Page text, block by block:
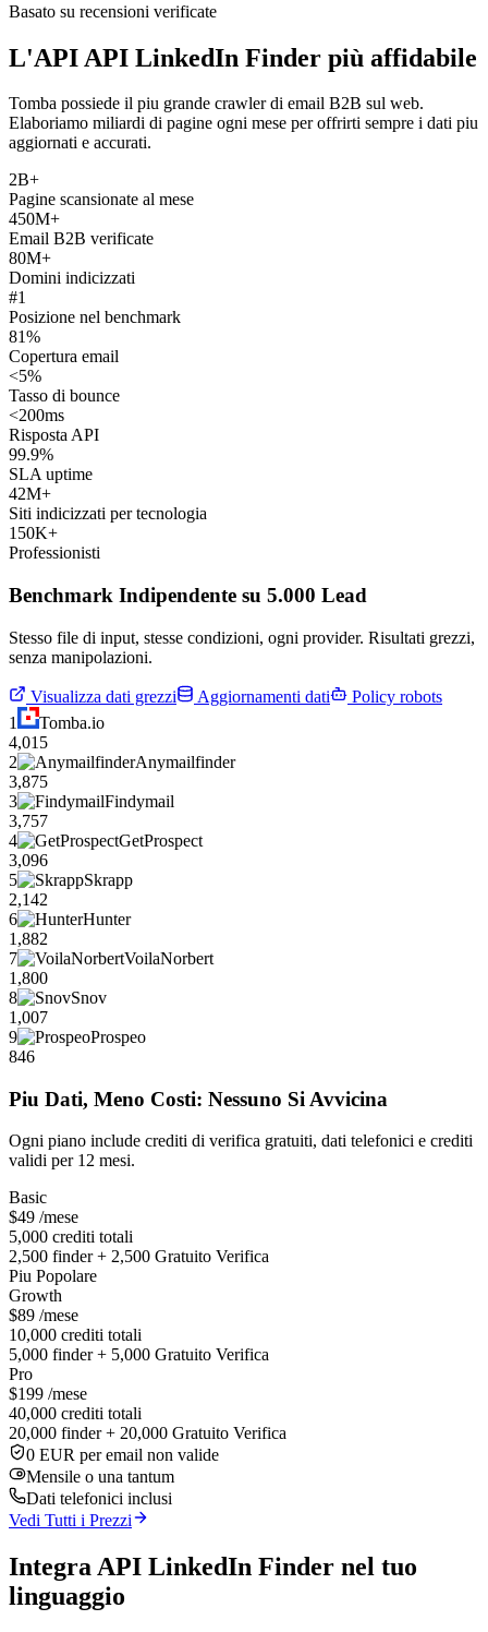
Basato su recensioni verificate
L'API API LinkedIn Finder più affidabile
Tomba possiede il piu grande crawler di email B2B sul web.
Elaboriamo miliardi di pagine ogni mese per offrirti sempre i dati piu
aggiornati e accurati.
2B+
Pagine scansionate al mese
450M+
Email B2B verificate
80M+
Domini indicizzati
#1
Posizione nel benchmark
81%
Copertura email
<5%
Tasso di bounce
<200ms
Risposta API
99.9%
SLA uptime
42M+
Siti indicizzati per tecnologia
150K+
Professionisti
Benchmark Indipendente su 5.000 Lead
Stesso file di input, stesse condizioni, ogni provider. Risultati grezzi,
senza manipolazioni.
Visualizza dati grezzi Aggiornamenti dati
Policy robots
1
Tomba.io
4,015
2
Anymailfinder
3,875
3
Findymail
3,757
4
GetProspect
3,096
5
Skrapp
2,142
6
Hunter
1,882
7
VoilaNorbert
1,800
8
Snov
1,007
9
Prospeo
846
Piu Dati, Meno Costi: Nessuno Si Avvicina
Ogni piano include crediti di verifica gratuiti, dati telefonici e crediti
validi per 12 mesi.
Basic
$49 /mese
5,000 crediti totali
2,500 finder + 2,500 Gratuito Verifica
Piu Popolare
Growth
$89 /mese
10,000 crediti totali
5,000 finder + 5,000 Gratuito Verifica
Pro
$199 /mese
40,000 crediti totali
20,000 finder + 20,000 Gratuito Verifica
0 EUR per email non valide
Mensile o una tantum
Dati telefonici inclusi
Vedi Tutti i Prezzi
Integra API LinkedIn Finder nel tuo
linguaggio